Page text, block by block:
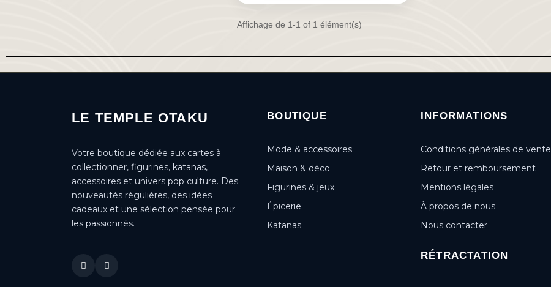
Affichage de 1-1 of 1 élément(s)
LE TEMPLE OTAKU
Votre boutique dédiée aux cartes à
collectionner, figurines, katanas,
accessoires et univers pop culture. Des
nouveautés régulières, des idées
cadeaux et une sélection pensée pour
les passionnés.
BOUTIQUE
Mode & accessoires
Maison & déco
Figurines & jeux
Épicerie
Katanas
INFORMATIONS
Conditions générales de vente
Retour et remboursement
Mentions légales
À propos de nous
Nous contacter
RÉTRACTATION